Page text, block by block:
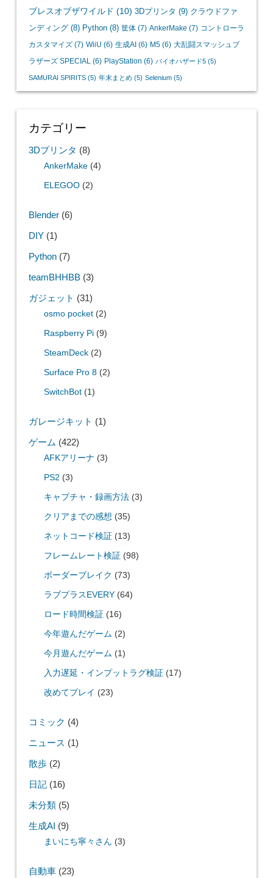
ブレスオブザワイルド (10) 3Dプリンタ (9) クラウドファ
ンディング(8) Python(8) 筐体(7) AnkerMake (7) コントローラ
カスタマイズ(7) WiiU (6) 生成AI (6) M5(6) 大乱闘スマッシュブ
ラザーズ SPECIAL (6) PlayStation (6) バイオハザード5(5)
SAMURAI SPIRITS(5) 年末まとめ(5) Selenium(5)
カテゴリー
3Dプリンタ (8)
AnkerMake(4)
ELEGOO(2)
Blender(6)
DIY(1)
Python(7)
teamBHHBB(3)
ガジェット (31)
osmo pocket(2)
Raspberry Pi(9)
SteamDeck(2)
Surface Pro 8(2)
SwitchBot(1)
ガレージキット (1)
ゲーム (422)
AFKアリーナ (3)
PS2 (3)
キャプチャ・録画方法(3)
クリアまでの感想 (35)
ネットコード検証 (13)
フレームレート検証 (98)
ボーダーブレイク (73)
ラブプラスEVERY(64)
ロード時間検証 (16)
今年遊んだゲーム (2)
今月遊んだゲーム (1)
入力遅延・インプットラグ検証 (17)
改めてプレイ (23)
コミック (4)
ニュース (1)
散歩(2)
日記(16)
未分類(5)
生成AI (9)
まいにち寧々さん (3)
自動車(23)